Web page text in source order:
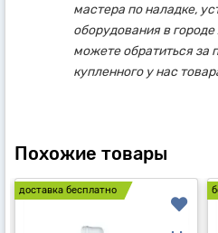
мастера по наладке,
оборудования в
можете обратиться за
купленного у нас
Похожие товары
доставка бесплатно